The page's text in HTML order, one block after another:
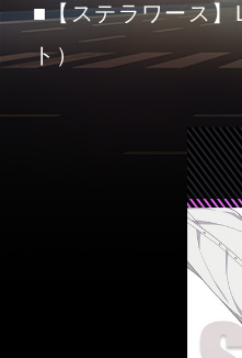
■【ステラワース
ト）